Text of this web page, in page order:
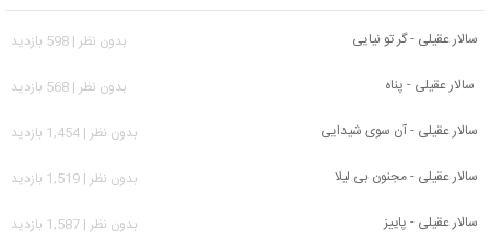
سالار عقیلی - گر تو نیایی
بدون نظر | 598 بازدید
سالار عقیلی - پناه
بدون نظر | 568 بازدید
سالار عقیلی - آن سوی شیدایی
بدون نظر | 1,454 بازدید
سالار عقیلی - مجنون بی لیلا
بدون نظر | 1,519 بازدید
سالار عقیلی - پاییز
بدون نظر | 1,587 بازدید